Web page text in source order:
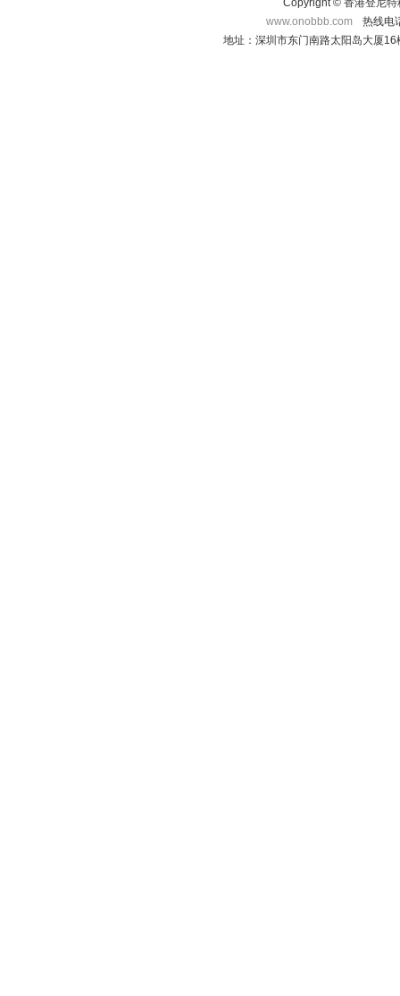
Copyright © 香港登尼特
www.onobbb.com
热线电
地址：深圳市东门南路太阳岛大厦